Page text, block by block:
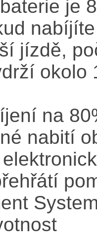
je
jízdě,
okolo
na
nabití